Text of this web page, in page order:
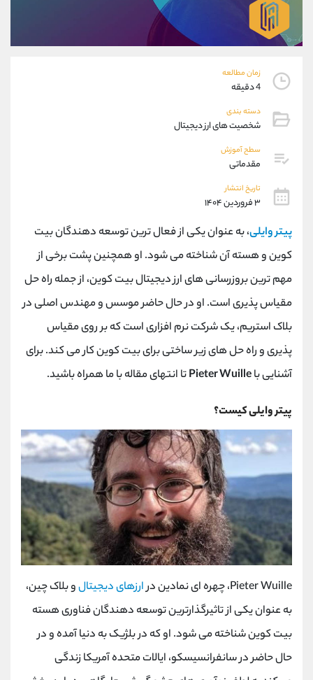
زمان مطالعه
4 دقیقه
دسته بندی
شخصیت های ارز دیجیتال
سطح آموزش
مقدماتی
تاریخ انتشار
۳ فروردین ۱۴۰۴
پیتر وایلی، به عنوان یکی از فعال ترین توسعه دهندگان بیت
کوین و هسته آن شناخته می شود. او همچنین پشت برخی از
مهم ترین بروزرسانی های ارز دیجیتال بیت کوین، از جمله راه حل
مقیاس پذیری است. او در حال حاضر موسس و مهندس اصلی در
بلاک استریم، یک شرکت نرم افزاری است که بر روی مقیاس
پذیری و راه حل های زیر ساختی برای بیت کوین کار می کند. برای
آشنایی باPieter Wuilleتا انتهای مقاله با ما همراه باشید.
پیتر وایلی کیست؟
Pieter Wuille، چهره ای نمادین در ارزهای دیجیتالو بلاک چین،
به عنوان یکی از تاثیرگذارترین توسعه دهندگان فناوری هسته
بیت کوین شناخته می شود. او که در بلژیک به دنیا آمده و در
حال حاضر در سانفرانسیسکو، ایالات متحده آمریکا زندگی
واتساپ
تلگرام
پشتیبان فروش
موبایل
اطلاعات تماس (دفتر فروش)
تلفن 021-22021030
021-22021040
بدون پیش شماره
اینستاگرام @alireza.mehrabii
کانال تلگرام @alirezamehrabi_com
@alirezamehrabi_official